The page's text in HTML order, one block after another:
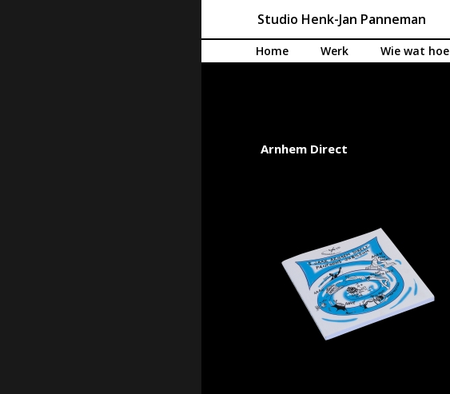
Studio Henk-Jan Panneman
Spring naar de inhoud
Home Werk Wie wat hoe
Arnhem Direct